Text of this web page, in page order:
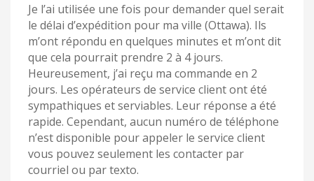
Je l’ai utilisée une fois pour demander quel serait
le délai d’expédition pour ma ville (Ottawa). Ils
m’ont répondu en quelques minutes et m’ont dit
que cela pourrait prendre 2 à 4 jours.
Heureusement, j’ai reçu ma commande en 2
jours. Les opérateurs de service client ont été
sympathiques et serviables. Leur réponse a été
rapide. Cependant, aucun numéro de téléphone
n’est disponible pour appeler le service client
vous pouvez seulement les contacter par
courriel ou par texto.